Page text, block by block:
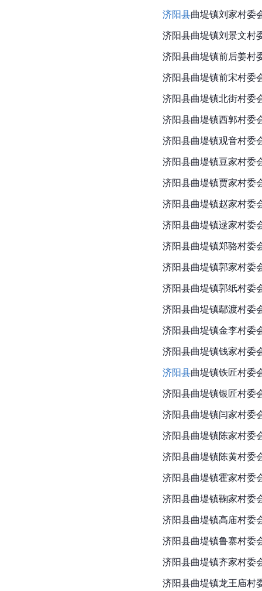
济阳县曲堤镇刘家村委
济阳县曲堤镇刘景文村
济阳县曲堤镇前后姜村
济阳县曲堤镇前宋村委
济阳县曲堤镇北街村委
济阳县曲堤镇西郭村委
济阳县曲堤镇观音村委
济阳县曲堤镇豆家村委
济阳县曲堤镇贾家村委
济阳县曲堤镇赵家村委
济阳县曲堤镇逯家村委
济阳县曲堤镇郑骆村委
济阳县曲堤镇郭家村委
济阳县曲堤镇郭纸村委
济阳县曲堤镇鄢渡村委
济阳县曲堤镇金李村委
济阳县曲堤镇钱家村委
济阳县曲堤镇铁匠村委
济阳县曲堤镇银匠村委
济阳县曲堤镇闫家村委
济阳县曲堤镇陈家村委
济阳县曲堤镇陈黄村委
济阳县曲堤镇霍家村委
济阳县曲堤镇鞠家村委
济阳县曲堤镇高庙村委
济阳县曲堤镇鲁寨村委
济阳县曲堤镇齐家村委
济阳县曲堤镇龙王庙村